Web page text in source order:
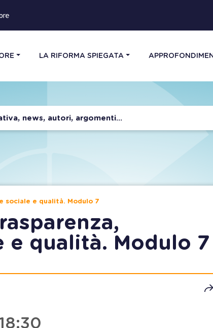
LA RIFORMA SPIEGATA
sociale e qualità. Modulo 7
e qualità. Modulo 7